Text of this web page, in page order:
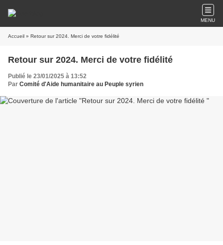
MENU
Accueil » Retour sur 2024. Merci de votre fidélité
Retour sur 2024. Merci de votre fidélité
Publié le 23/01/2025 à 13:52
Par Comité d'Aide humanitaire au Peuple syrien